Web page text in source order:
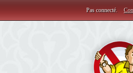
Pas connecté.